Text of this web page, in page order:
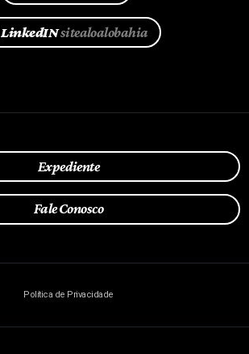
LinkedINsitealoalobahia
Expediente
Fale Conosco
Política de Privacidade